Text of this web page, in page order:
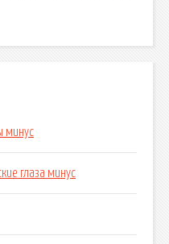
минус
глаза минус